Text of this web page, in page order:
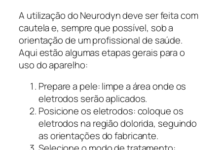
A utilização do Neurodyn deve ser feita com
cautela e, sempre que possível, sob a
orientação de um profissional de saúde.
Aqui estão algumas etapas gerais para o
uso do aparelho:
Prepare a pele: limpe a área onde os
eletrodos serão aplicados.
Posicione os eletrodos: coloque os
eletrodos na região dolorida, seguindo
as orientações do fabricante.